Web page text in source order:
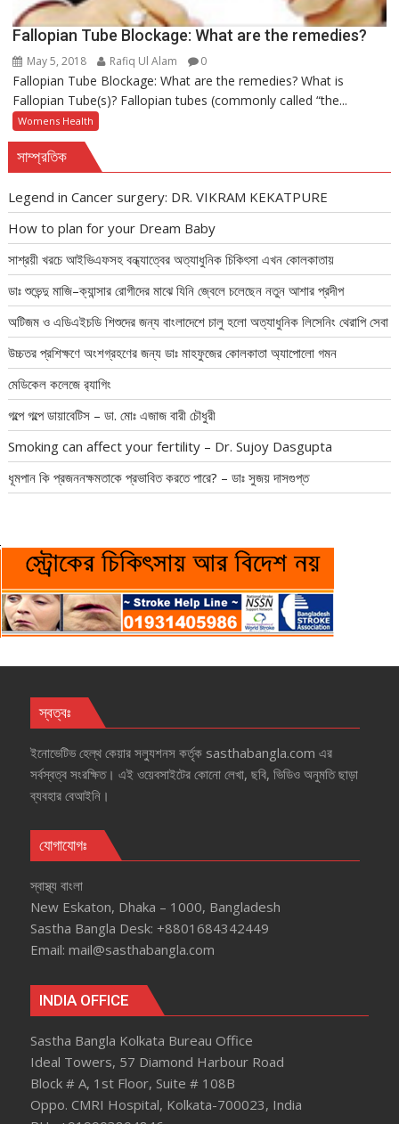
Fallopian Tube Blockage: What are the remedies?
May 5, 2018 Rafiq Ul Alam 0
Fallopian Tube Blockage: What are the remedies? What is
Fallopian Tube(s)? Fallopian tubes (commonly called “the...
Womens Health
সাম্প্রতিক
Legend in Cancer surgery: DR. VIKRAM KEKATPURE
How to plan for your Dream Baby
সাশ্রয়ী খরচে আইভিএফসহ বন্ধ্যাত্বের অত্যাধুনিক চিকিৎসা এখন কোলকাতায়
ডাঃ শুভেন্দু মাজি–ক্যান্সার রোগীদের মাঝে যিনি জ্বেলে চলেছেন নতুন আশার প্রদীপ
অটিজম ও এডিএইচডি শিশুদের জন্য বাংলাদেশে চালু হলো অত্যাধুনিক লিসেনিং থেরাপি সেবা
উচ্চতর প্রশিক্ষণে অংশগ্রহণের জন্য ডাঃ মাহফুজের কোলকাতা অ্যাপোলো গমন
মেডিকেল কলেজে র‍্যাগিং
গল্পে গল্পে ডায়াবেটিস – ডা. মোঃ এজাজ বারী চৌধুরী
Smoking can affect your fertility – Dr. Sujoy Dasgupta
ধূমপান কি প্রজননক্ষমতাকে প্রভাবিত করতে পারে? – ডাঃ সুজয় দাসগুপ্ত
স্বত্বঃ
ইনোভেটিভ হেল্‌থ কেয়ার সল্যুশনস কর্তৃক sasthabangla.com এর
সর্বস্বত্ব সংরক্ষিত। এই ওয়েবসাইটের কোনো লেখা, ছবি, ভিডিও অনুমতি ছাড়া
ব্যবহার বেআইনি।
যোগাযোগঃ
স্বাস্থ্য বাংলা
New Eskaton, Dhaka – 1000, Bangladesh
Sastha Bangla Desk: +8801684342449
Email: mail@sasthabangla.com
INDIA OFFICE
Sastha Bangla Kolkata Bureau Office
Ideal Towers, 57 Diamond Harbour Road
Block # A, 1st Floor, Suite # 108B
Oppo. CMRI Hospital, Kolkata-700023, India